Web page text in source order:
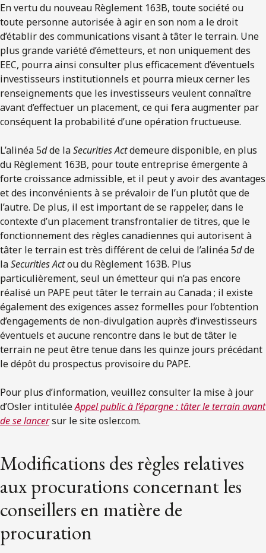
En vertu du nouveau Règlement 163B, toute société ou
toute personne autorisée à agir en son nom a le droit
d’établir des communications visant à tâter le terrain. Une
plus grande variété d’émetteurs, et non uniquement des
EEC, pourra ainsi consulter plus efficacement d’éventuels
investisseurs institutionnels et pourra mieux cerner les
renseignements que les investisseurs veulent connaître
avant d’effectuer un placement, ce qui fera augmenter par
conséquent la probabilité d’une opération fructueuse.
L’alinéa 5dde laSecurities Actdemeure disponible, en plus
du Règlement 163B, pour toute entreprise émergente à
forte croissance admissible, et il peut y avoir des avantages
et des inconvénients à se prévaloir de l’un plutôt que de
l’autre. De plus, il est important de se rappeler, dans le
contexte d’un placement transfrontalier de titres, que le
fonctionnement des règles canadiennes qui autorisent à
tâter le terrain est très différent de celui de l’alinéa 5dde
laSecurities Actou du Règlement 163B. Plus
particulièrement, seul un émetteur qui n’a pas encore
réalisé un PAPE peut tâter le terrain au Canada ; il existe
également des exigences assez formelles pour l’obtention
d’engagements de non-divulgation auprès d’investisseurs
éventuels et aucune rencontre dans le but de tâter le
terrain ne peut être tenue dans les quinze jours précédant
le dépôt du prospectus provisoire du PAPE.
Pour plus d’information, veuillez consulter la mise à jour
d’Osler intituléeAppel public à l’épargne : tâter le terrain avant
de se lancersur le site osler.com.
Modifications des règles relatives
aux procurations concernant les
conseillers en matière de
procuration